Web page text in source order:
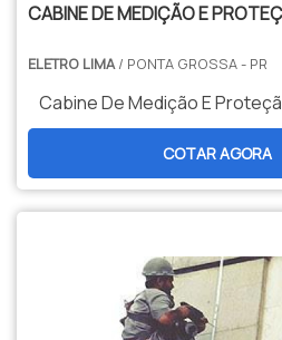
CABINE DE MEDIÇÃO E
ELETRO LIMA/ PONTA GROSSA - PR
Cabine De Medição E
COTAR AGORA